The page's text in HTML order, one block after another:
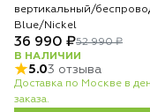
вертикальный/
Blue/Nickel
36 990 ₽52 990 ₽
В НАЛИЧИИ
5.03 отзыва
Доставка по Москве в
заказа.